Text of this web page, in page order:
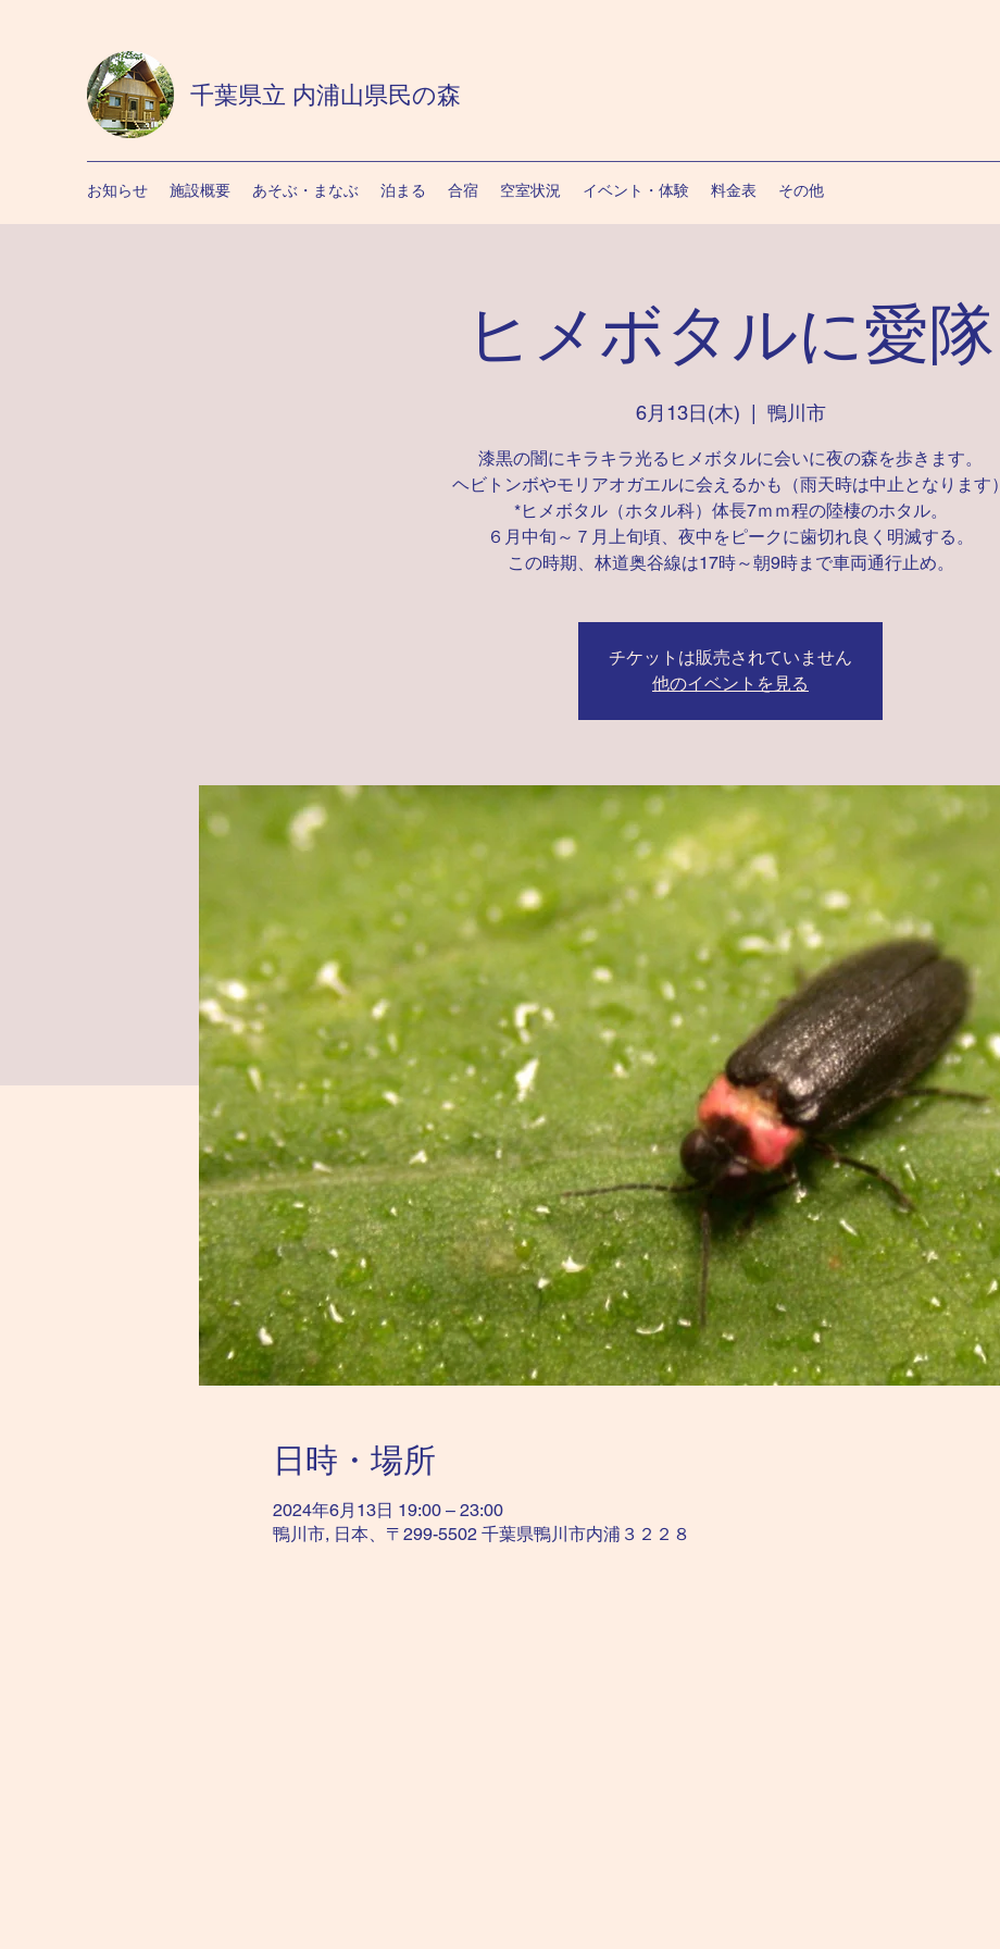
千葉県立 内浦山県民の森
お知らせ 施設概要 あそぶ・まなぶ 泊まる 合宿 空室状況 イベント・体験 料金表 その他
ヒメボタルに愛隊
6月13日(木) 鴨川市
漆黒の闇にキラキラ光るヒメボタルに会いに夜の森を歩きます。
ヘビトンボやモリアオガエルに会えるかも（雨天時は中止となります）
*ヒメボタル（ホタル科）体長7ｍｍ程の陸棲のホタル。
６月中旬～７月上旬頃、夜中をピークに歯切れ良く明滅する。
チケットは販売されていません
他のイベントを見る
日時・場所
2024年6月13日 19:00 – 23:00
鴨川市, 日本、〒299-5502 千葉県鴨川市内浦３２２８